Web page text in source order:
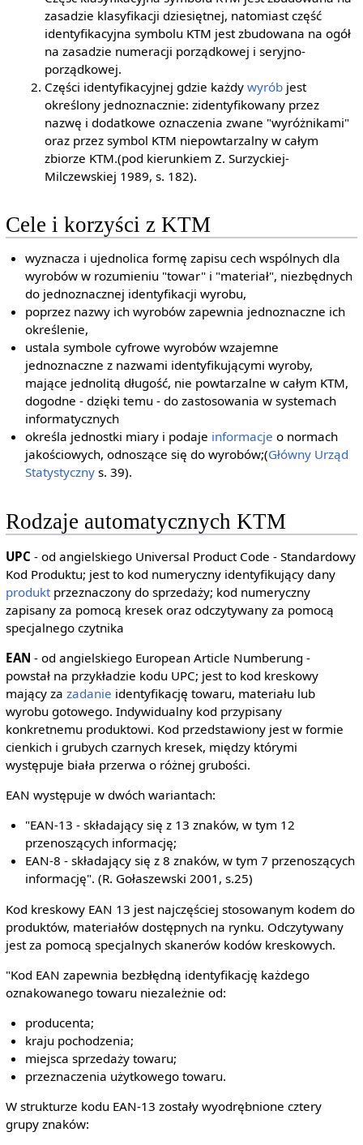
zasadzie klasyfikacji dziesiętnej, natomiast część
identyfikacyjna symbolu KTM jest zbudowana na ogół
na zasadzie numeracji porządkowej i seryjno-
porządkowej.
Części identyfikacyjnej gdzie każdywyrób jest
określony jednoznacznie: zidentyfikowany przez
nazwę i dodatkowe oznaczenia zwane "wyróżnikami"
oraz przez symbol KTM niepowtarzalny w całym
zbiorze KTM.(pod kierunkiem Z. Surzyckiej-
Milczewskiej 1989, s. 182).
Cele i korzyści z KTM
wyznacza i ujednolica formę zapisu cech wspólnych dla
wyrobów w rozumieniu "towar" i "materiał", niezbędnych
do jednoznacznej identyfikacji wyrobu,
poprzez nazwy ich wyrobów zapewnia jednoznaczne ich
określenie,
ustala symbole cyfrowe wyrobów wzajemne
jednoznaczne z nazwami identyfikującymi wyroby,
mające jednolitą długość, nie powtarzalne w całym KTM,
dogodne - dzięki temu - do zastosowania w systemach
informatycznych
określa jednostki miary i podaje informacje o normach
jakościowych, odnoszące się do wyrobów;(Główny Urząd
Statystyczny s. 39).
Rodzaje automatycznych KTM
UPC - od angielskiego Universal Product Code - Standardowy
Kod Produktu; jest to kod numeryczny identyfikujący dany
produktprzeznaczony do sprzedaży; kod numeryczny
zapisany za pomocą kresek oraz odczytywany za pomocą
specjalnego czytnika
EAN - od angielskiego European Article Numberung -
powstał na przykładzie kodu UPC; jest to kod kreskowy
mający za zadanie identyfikację towaru, materiału lub
wyrobu gotowego. Indywidualny kod przypisany
konkretnemu produktowi. Kod przedstawiony jest w formie
cienkich i grubych czarnych kresek, między którymi
występuje biała przerwa o różnej grubości.
EAN występuje w dwóch wariantach:
"EAN-13 - składający się z 13 znaków, w tym 12
przenoszących informację;
EAN-8 - składający się z 8 znaków, w tym 7 przenoszących
informację". (R. Gołaszewski 2001, s.25)
Kod kreskowy EAN 13 jest najczęściej stosowanym kodem do
produktów, materiałów dostępnych na rynku. Odczytywany
jest za pomocą specjalnych skanerów kodów kreskowych.
"Kod EAN zapewnia bezbłędną identyfikację każdego
oznakowanego towaru niezależnie od:
producenta;
kraju pochodzenia;
miejsca sprzedaży towaru;
przeznaczenia użytkowego towaru.
W strukturze kodu EAN-13 zostały wyodrębnione cztery
grupy znaków: